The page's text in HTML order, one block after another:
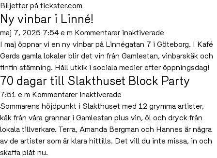
Biljetter på tickster.com
Ny vinbar i Linné!
maj 7, 2025 7:54 e m Kommentarer inaktiverade
Ny
vinbar
i
Linné!
I maj öppnar vi en ny vinbar på Linnégatan 7 i Göteborg. I Kafé
Gerds gamla lokaler blir det vin från Gamlestan, vinbarskäk och
finfin stämning. Håll utkik i sociala medier efter öppningsdag!
70 dagar till Slakthuset Block Party
7:51 e m Kommentarer inaktiverade
70
dagar
till
Slakthuset
Sommarens höjdpunkt i Slakthuset med 12 grymma artister,
käk från våra grannar i Gamlestan plus vin, öl och dryck från
lokala tillverkare. Terra, Amanda Bergman och Hannes är några
av de artister som är klara hittills. Det vill du inte missa, in och
skaffa plåt nu.